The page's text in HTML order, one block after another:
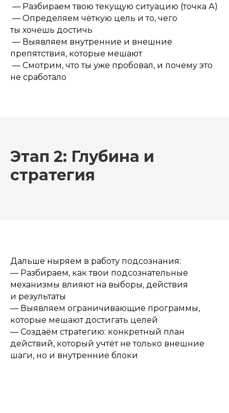
— Разбираем твою текущую ситуацию (точка А)
— Определяем чёткую цель и то, чего
ты хочешь достичь
— Выявляем внутренние и внешние
препятствия, которые мешают
— Смотрим, что ты уже пробовал, и почему это
не сработало
Этап 2: Глубина и
стратегия
Дальше ныряем в работу подсознания:
— Разбираем, как твои подсознательные
механизмы влияют на выборы, действия
и результаты
— Выявляем ограничивающие программы,
которые мешают достигать целей
— Создаём стратегию: конкретный план
действий, который учтёт не только внешние
шаги, но и внутренние блоки